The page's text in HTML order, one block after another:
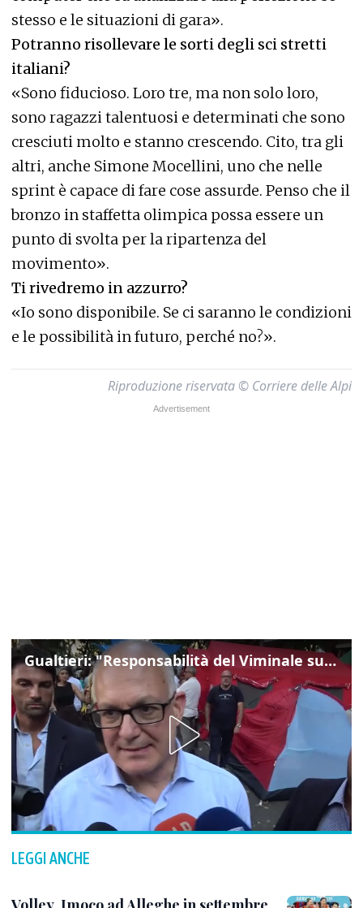
stesso e le situazioni di gara».
Potranno risollevare le sorti degli sci stretti
italiani?
«Sono fiducioso. Loro tre, ma non solo loro,
sono ragazzi talentuosi e determinati che sono
cresciuti molto e stanno crescendo. Cito, tra gli
altri, anche Simone Mocellini, uno che nelle
sprint è capace di fare cose assurde. Penso che il
bronzo in staffetta olimpica possa essere un
punto di svolta per la ripartenza del
movimento».
Ti rivedremo in azzurro?
«Io sono disponibile. Se ci saranno le condizioni
e le possibilità in futuro, perché no?».
Riproduzione riservata © Corriere delle Alpi
Gualtieri: "Responsabilità del Viminale su Spin Time? La posizione dei partiti è nota"
LEGGI ANCHE